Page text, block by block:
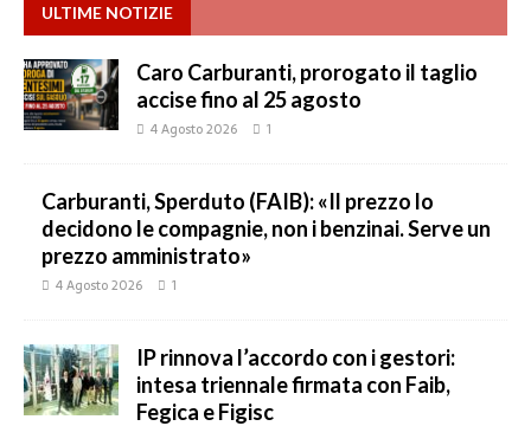
ULTIME NOTIZIE
Caro Carburanti, prorogato il taglio
accise fino al 25 agosto
4 Agosto 2026 1
Carburanti, Sperduto (FAIB): «Il prezzo lo
decidono le compagnie, non i benzinai. Serve un
prezzo amministrato»
4 Agosto 2026 1
IP rinnova l’accordo con i gestori:
intesa triennale firmata con Faib,
Fegica e Figisc